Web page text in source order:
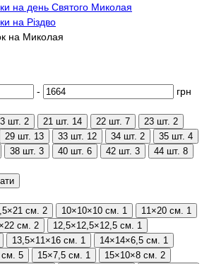
на день Святого Миколая
на Різдво
на Миколая
-
грн
шт. 2 21 шт. 14 22 шт. 7 23 шт. 2
29 шт. 13 33 шт. 12 34 шт. 2 35 шт. 4
38 шт. 3 40 шт. 6 42 шт. 3 44 шт. 8
см. 2 10×10×10 см. 1 11×20 см. 1
см. 2 12,5×12,5×12,5 см. 1
13,5×11×16 см. 1 14×14×6,5 см. 1
см. 5 15×7,5 см. 1 15×10×8 см. 2